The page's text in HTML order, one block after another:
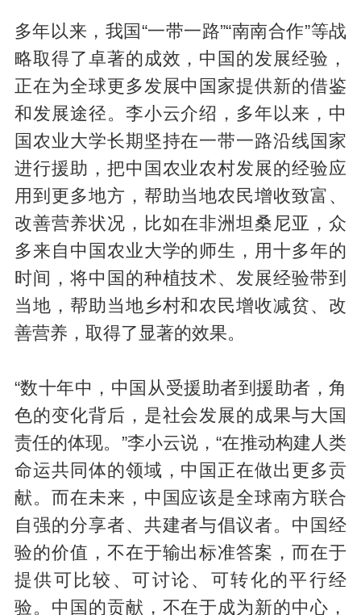
多年以来，我国“一带一路”“南南合作”等战
略取得了卓著的成效，中国的发展经验，
正在为全球更多发展中国家提供新的借鉴
和发展途径。李小云介绍，多年以来，中
国农业大学长期坚持在一带一路沿线国家
进行援助，把中国农业农村发展的经验应
用到更多地方，帮助当地农民增收致富、
改善营养状况，比如在非洲坦桑尼亚，众
多来自中国农业大学的师生，用十多年的
时间，将中国的种植技术、发展经验带到
当地，帮助当地乡村和农民增收减贫、改
善营养，取得了显著的效果。
“数十年中，中国从受援助者到援助者，角
色的变化背后，是社会发展的成果与大国
责任的体现。”李小云说，“在推动构建人类
命运共同体的领域，中国正在做出更多贡
献。而在未来，中国应该是全球南方联合
自强的分享者、共建者与倡议者。中国经
验的价值，不在于输出标准答案，而在于
提供可比较、可讨论、可转化的平行经
验。中国的贡献，不在于成为新的中心，